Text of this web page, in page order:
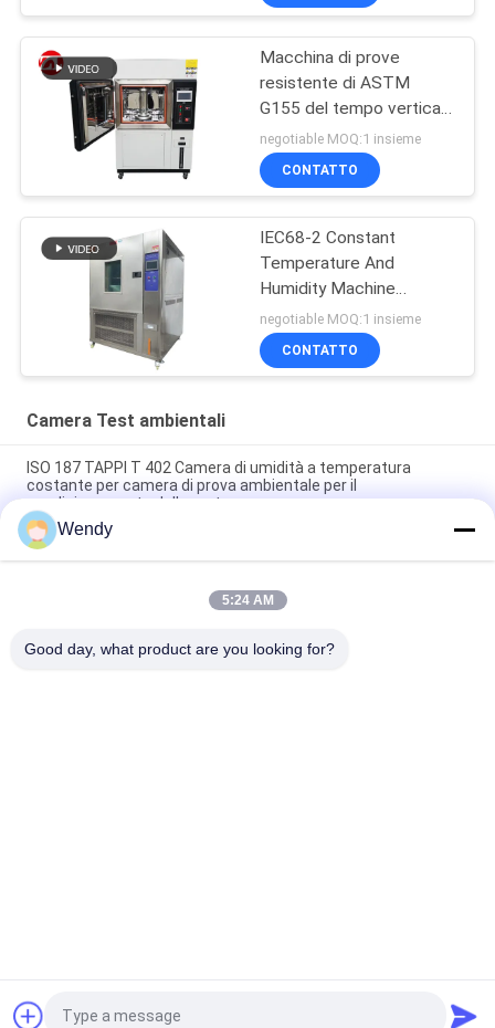
Macchina di prove
resistente di ASTM
G155 del tempo verticale
della lampada allo xeno
negotiable MOQ:1 insieme
CONTATTO
IEC68-2 Constant
Temperature And
Humidity Machine
programmabile
negotiable MOQ:1 insieme
CONTATTO
Camera Test ambientali
ISO 187 TAPPI T 402 Camera di umidità a temperatura
costante per camera di prova ambientale per il
condizionamento della carta
Cass composito asciutto e bagnato del NSS Aass della
camera di prova 60L 120L di corrosione dello spruzzo di sale
Camera di prova da tavolino di umidità di temperatura, camera
Richiedi un preventivo
Wendy
5:24 AM
Good day, what product are you looking for?